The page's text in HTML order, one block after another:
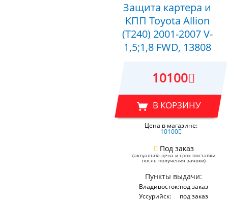
Защита картера и
КПП Toyota Allion
(T240) 2001-2007 V-
1,5;1,8 FWD, 13808
10100
В КОРЗИНУ
Цена в магазине:
10100
Под заказ
(актуальня цена и срок поставки
после получения заявки)
Пункты выдачи:
Владивосток:под заказ
Уссурийск:
под заказ